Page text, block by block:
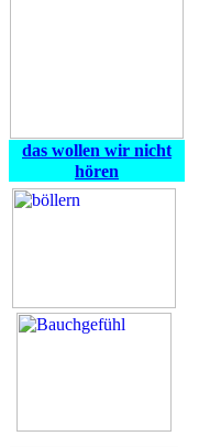
das wollen wir nicht
hören